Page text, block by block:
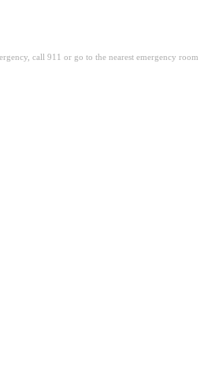
call 911 or go to the nearest emergency room